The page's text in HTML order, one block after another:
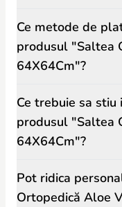
Ce metode de
produsul "Saltea
64X64Cm"?
Ce trebuie sa stiu
produsul "Saltea
64X64Cm"?
Pot ridica
Ortopedică Aloe